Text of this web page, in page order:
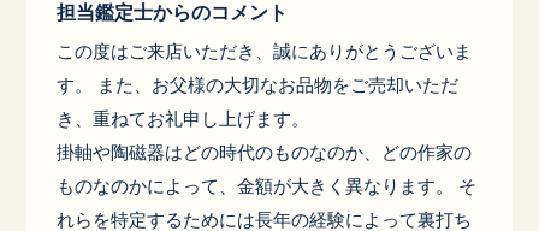
担当鑑定士からのコメント
この度はご来店いただき、誠にありがとうございま
す。 また、お父様の大切なお品物をご売却いただ
き、重ねてお礼申し上げます。
掛軸や陶磁器はどの時代のものなのか、どの作家の
ものなのかによって、金額が大きく異なります。 そ
れらを特定するためには長年の経験によって裏打ち